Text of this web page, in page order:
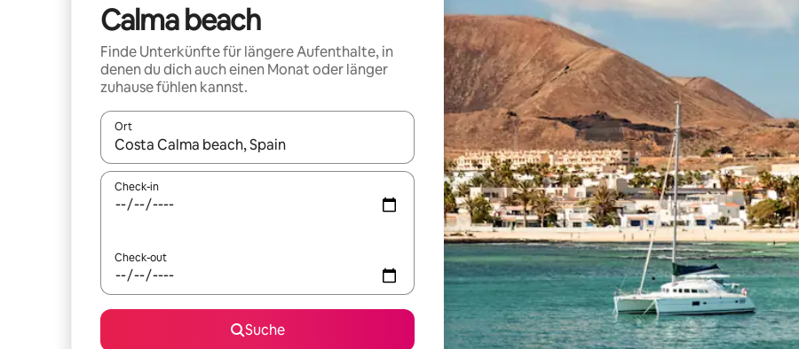
Calma beach
Finde Unterkünfte für längere Aufenthalte, in
denen du dich auch einen Monat oder länger
zuhause fühlen kannst.
Ort
Wenn Ergebnisse verfügbar sind, navigiere mit den Pfeiltasten nach oben und unten oder erkunde die Ergebnisse durch
Check-in
Check-out
Suche